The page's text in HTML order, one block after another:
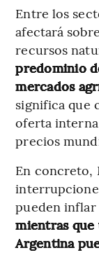
Entre los
afectará
recursos
predominio
mercados
significa que
oferta
precios
En concreto,
pueden
mientras que
Argentina